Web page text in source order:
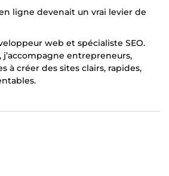
ligne devenait un vrai levier de
web et spécialiste SEO.
j’accompagne entrepreneurs,
à créer des sites clairs, rapides,
de satisfaction client : 95 %